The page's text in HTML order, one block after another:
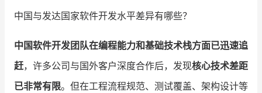
商家社区 社群交流
中国与发达国家软件开发水平差异有哪些？
中国软件开发团队在编程能力和基础技术栈方面已迅速追
赶，许多公司与国外客户深度合作后，发现核心技术差距
已非常有限。但在工程流程规范、测试覆盖、架构设计等